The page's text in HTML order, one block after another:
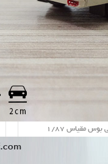
بوس مقیاس 1/87